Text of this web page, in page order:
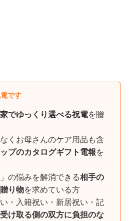
です
でゆっくり選べる祝電を贈
くお母さんのケア用品も含
プのカタログギフト電報を
の悩みを解消できる相手の
り物を求めている方
・入籍祝い・新居祝い・記
け取る側の双方に負担のな